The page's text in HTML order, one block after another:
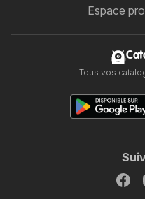
Espace
Tous vos